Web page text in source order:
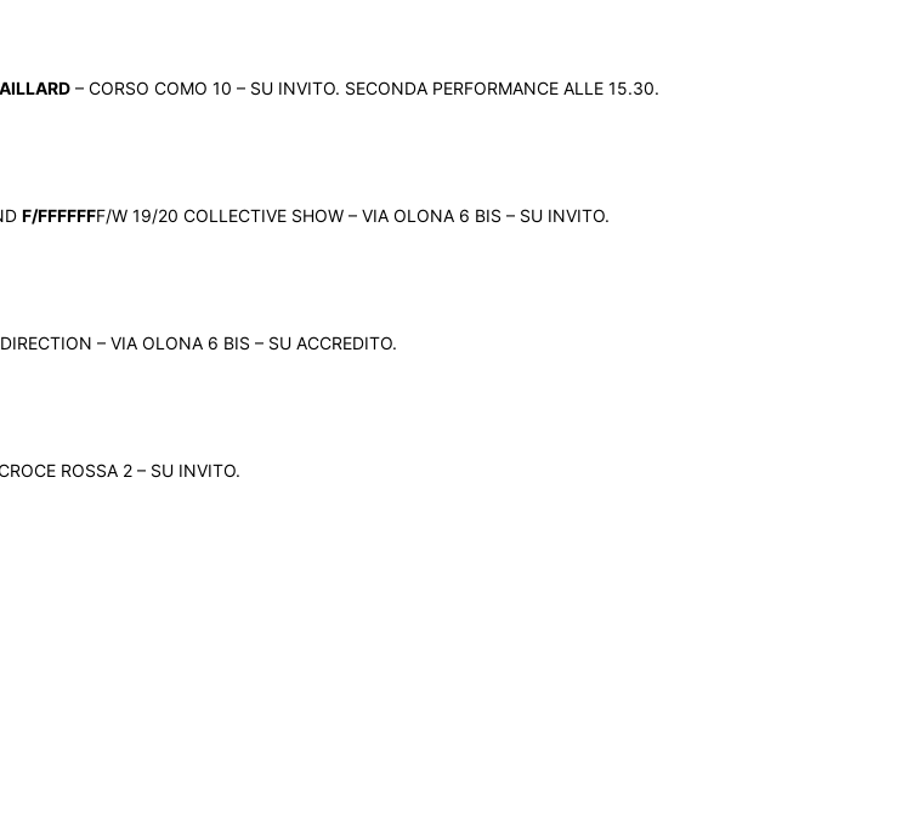
– CORSO COMO 10 – SU INVITO. SECONDA PERFORMANCE ALLE 15.30.
F/FFFFFFF/W 19/20 COLLECTIVE SHOW – VIA OLONA 6 BIS – SU INVITO.
– VIA OLONA 6 BIS – SU ACCREDITO.
ROSSA 2 – SU INVITO.